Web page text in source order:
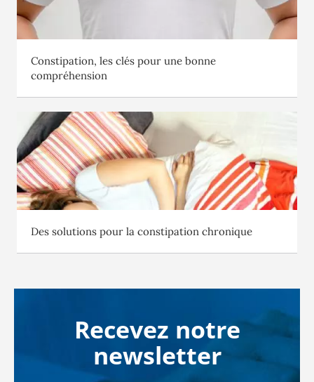
Constipation, les clés pour une bonne
compréhension
Des solutions pour la constipation chronique
Recevez notre
newsletter